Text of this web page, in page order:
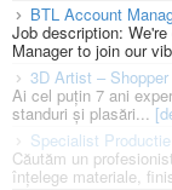
BTL Account
Job description:
Manager to join our
3D Artist –
Ai cel puțin 7 ani
standuri și plasări...
Specialist
Căutăm un
înțelege materiale,